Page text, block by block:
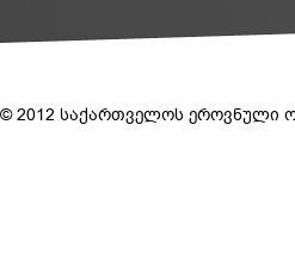
© 2012 საქართველოს ეროვნული